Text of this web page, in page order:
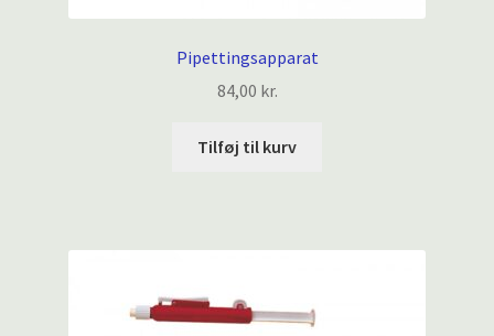
Pipettingsapparat
84,00 kr.
Tilføj til kurv